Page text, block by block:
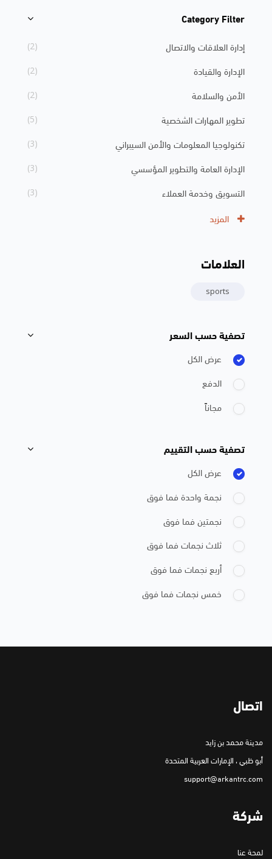
تجاوز [Cocoon] Course Categories List
Category Filter
إدارة العلاقات والاتصال (2)
الإدارة والقيادة (2)
الأمن والسلامة (2)
تطوير المهارات الشخصية (5)
تكنولوجيا المعلومات والأمن السيبراني (3)
الإدارة العامة والتطوير المؤسسي (3)
التسويق وخدمة العملاء (3)
المزيد
تجاوز الوسوم
العلامات
sports
تجاوز [Cocoon] Course Filter (Paid)
تصفية حسب السعر
عرض الكل
الدفع
مجاناً
تجاوز [Cocoon] Course Filter (Rating)
تصفية حسب التقييم
عرض الكل
نجمة واحدة فما فوق
نجمتين فما فوق
ثلاث نجمات فما فوق
أربع نجمات فما فوق
خمس نجمات فما فوق
اتصال
مدينة محمد بن زايد
أبو ظبي ، الإمارات العربية المتحدة
support@arkantrc.com
شركة
لمحة عنا